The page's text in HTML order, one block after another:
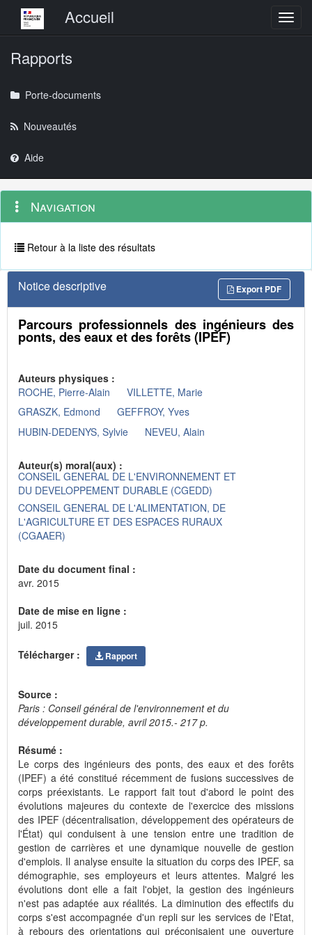
Menu principalAccueil
Rapports
Porte-documents
Nouveautés
Aide
Navigation
outils
Menu
contextuel
Navigation
Retour à la liste des résultats
Notice descriptive Export PDF
Parcours professionnels des ingénieurs des
ponts, des eaux et des forêts (IPEF)
Auteurs physiques :
ROCHE, Pierre-Alain
VILLETTE, Marie
GRASZK, Edmond
GEFFROY, Yves
HUBIN-DEDENYS, Sylvie
NEVEU, Alain
Auteur(s) moral(aux) :
CONSEIL GENERAL DE L'ENVIRONNEMENT ET
DU DEVELOPPEMENT DURABLE (CGEDD)
CONSEIL GENERAL DE L'ALIMENTATION, DE
L'AGRICULTURE ET DES ESPACES RURAUX
(CGAAER)
Date du document final :
avr. 2015
Date de mise en ligne :
juil. 2015
Télécharger : Rapport
Source :
Paris : Conseil général de l'environnement et du
développement durable, avril 2015.- 217 p.
Résumé :
Le corps des ingénieurs des ponts, des eaux et des forêts
(IPEF) a été constitué récemment de fusions successives de
corps préexistants. Le rapport fait tout d'abord le point des
évolutions majeures du contexte de l'exercice des missions
des IPEF (décentralisation, développement des opérateurs de
l'État) qui conduisent à une tension entre une tradition de
gestion de carrières et une dynamique nouvelle de gestion
d'emplois. Il analyse ensuite la situation du corps des IPEF, sa
démographie, ses employeurs et leurs attentes. Malgré les
évolutions dont elle a fait l'objet, la gestion des ingénieurs
n'est pas adaptée aux réalités. La diminution des effectifs du
corps s'est accompagnée d'un repli sur les services de l'Etat,
à rebours des orientations qui préconisaient une ouverture